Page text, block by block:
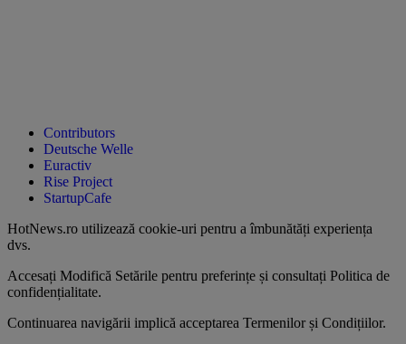
Contributors
Deutsche Welle
Euractiv
Rise Project
StartupCafe
HotNews.ro utilizează cookie-uri pentru a îmbunătăți experiența
dvs.
Accesați Modifică Setările pentru preferințe și consultați Politica de
confidențialitate.
Continuarea navigării implică acceptarea Termenilor și Condițiilor.